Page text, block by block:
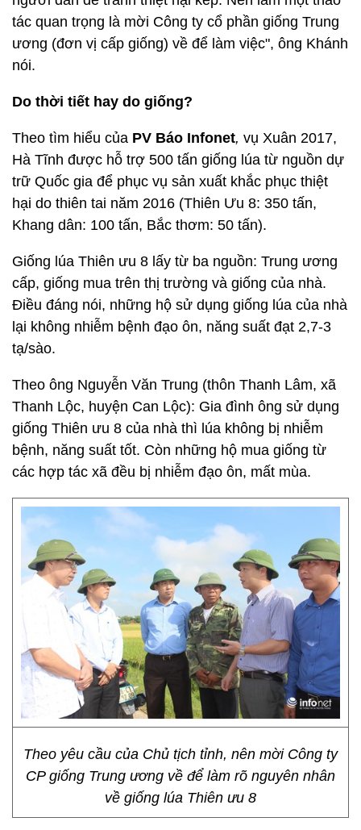
tác quan trọng là mời Công ty cổ phần giống Trung
ương (đơn vị cấp giống) về để làm việc", ông Khánh
nói.
Do thời tiết hay do giống?
Theo tìm hiểu của PV Báo Infonet, vụ Xuân 2017,
Hà Tĩnh được hỗ trợ 500 tấn giống lúa từ nguồn dự
trữ Quốc gia để phục vụ sản xuất khắc phục thiệt
hại do thiên tai năm 2016 (Thiên Ưu 8: 350 tấn,
Khang dân: 100 tấn, Bắc thơm: 50 tấn).
Giống lúa Thiên ưu 8 lấy từ ba nguồn: Trung ương
cấp, giống mua trên thị trường và giống của nhà.
Điều đáng nói, những hộ sử dụng giống lúa của nhà
lại không nhiễm bệnh đạo ôn, năng suất đạt 2,7-3
tạ/sào.
Theo ông Nguyễn Văn Trung (thôn Thanh Lâm, xã
Thanh Lộc, huyện Can Lộc): Gia đình ông sử dụng
giống Thiên ưu 8 của nhà thì lúa không bị nhiễm
bệnh, năng suất tốt. Còn những hộ mua giống từ
các hợp tác xã đều bị nhiễm đạo ôn, mất mùa.
Theo yêu cầu của Chủ tịch tỉnh, nên mời Công ty
CP giống Trung ương về để làm rõ nguyên nhân
về giống lúa Thiên ưu 8